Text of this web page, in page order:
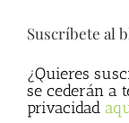
Suscríbete al
¿Quieres
se cederán a
privacidad